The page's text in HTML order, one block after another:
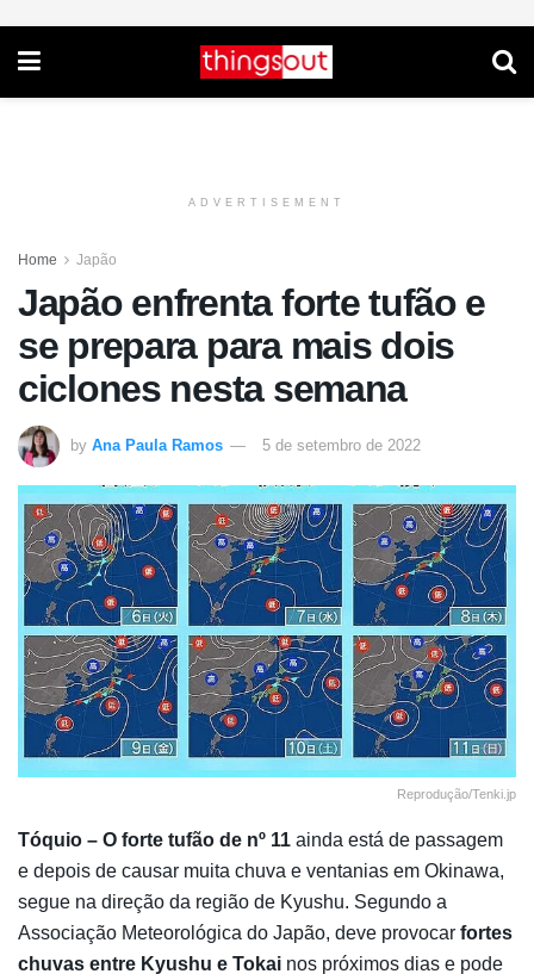
ADVERTISEMENT
Home Japão
Japão enfrenta forte tufão e
se prepara para mais dois
ciclones nesta semana
by Ana Paula Ramos 5 de setembro de 2022
Reprodução/Tenki.jp
Tóquio – O forte tufão de nº 11 ainda está de passagem
e depois de causar muita chuva e ventanias em Okinawa,
segue na direção da região de Kyushu. Segundo a
Associação Meteorológica do Japão, deve provocar fortes
chuvas entre Kyushu e Tokai nos próximos dias e pode